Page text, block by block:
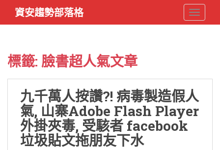
i
資安趨勢部落格
標籤: 臉書超人氣文章
九千萬人按讚?! 病毒製造假人
氣, 山寨Adobe Flash Player
外掛夾毒, 受駭者 facebook
垃圾貼文拖朋友下水